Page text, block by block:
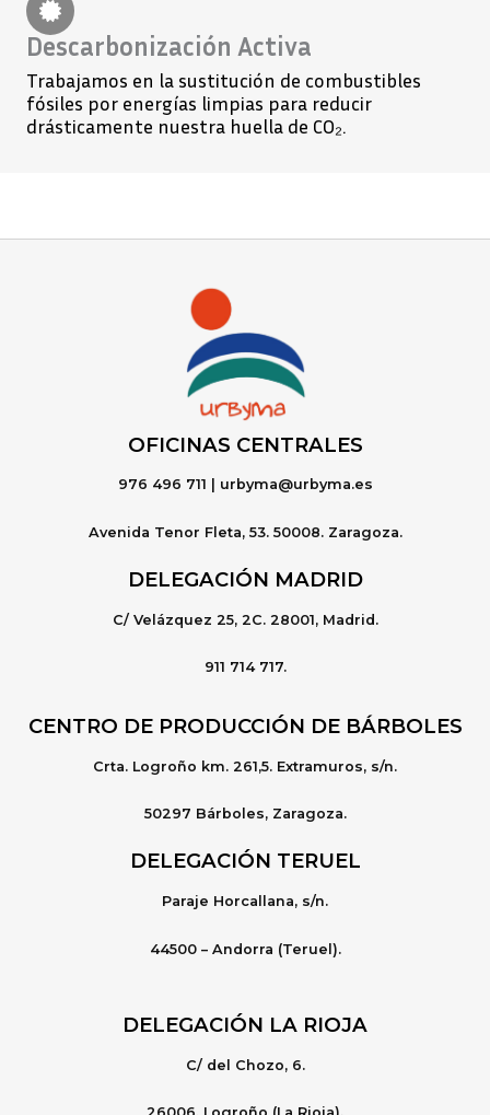
Descarbonización Activa
Trabajamos en la sustitución de combustibles
fósiles por energías limpias para reducir
drásticamente nuestra huella de CO₂.
OFICINAS CENTRALES
976 496 711 | urbyma@urbyma.es
Avenida Tenor Fleta, 53. 50008. Zaragoza.
DELEGACIÓN MADRID
C/ Velázquez 25, 2C. 28001, Madrid.
911 714 717.
CENTRO DE PRODUCCIÓN DE BÁRBOLES
Crta. Logroño km. 261,5. Extramuros, s/n.
50297 Bárboles, Zaragoza.
DELEGACIÓN TERUEL
Paraje Horcallana, s/n.
44500 – Andorra (Teruel).
DELEGACIÓN LA RIOJA
C/ del Chozo, 6.